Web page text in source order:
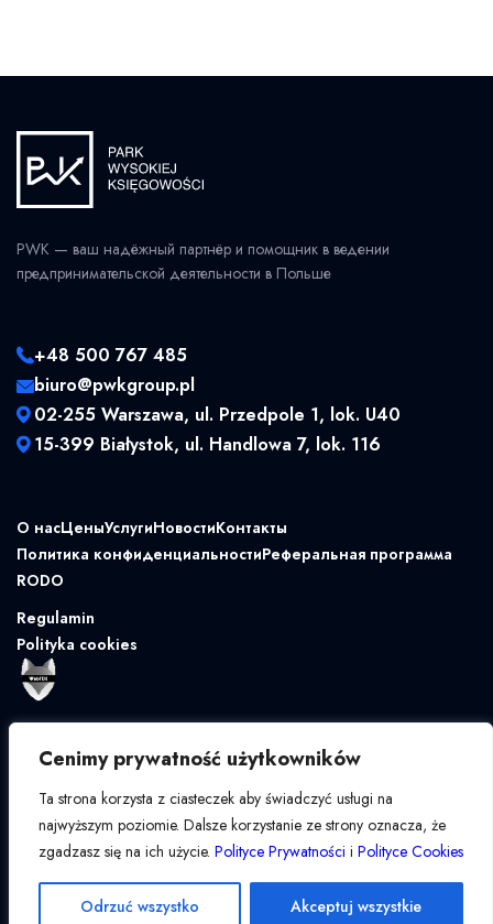
Cenimy prywatność użytkowników
Ta strona korzysta z ciasteczek aby świadczyć usługi na
najwyższym poziomie. Dalsze korzystanie ze strony oznacza, że
zgadzasz się na ich użycie. Polityce Prywatności i Polityce Cookies
Odrzuć wszystko Akceptuj wszystkie
PWK — ваш надёжный партнёр и помощник в ведении
предпринимательской деятельности в Польше
+48 500 767 485
biuro@pwkgroup.pl
02-255 Warszawa, ul. Przedpole 1, lok. U40
15-399 Białystok, ul. Handlowa 7, lok. 116
О насЦеныУслугиНовостиКонтакты
Политика конфиденциальностиРеферальная программа
RODO
Regulamin
Polityka cookies
© Copyright 2018–2026 Park Wysokiej Księgowości